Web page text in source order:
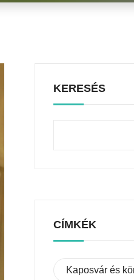
KERESÉS
CÍMKÉK
Kaposvár és